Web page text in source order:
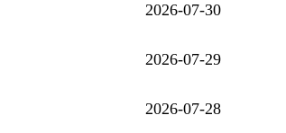
2026-07-30
2026-07-29
2026-07-28